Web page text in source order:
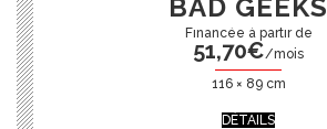
BAD GEEKS
51,70€/mois
116 × 89 cm
DÉTAILS